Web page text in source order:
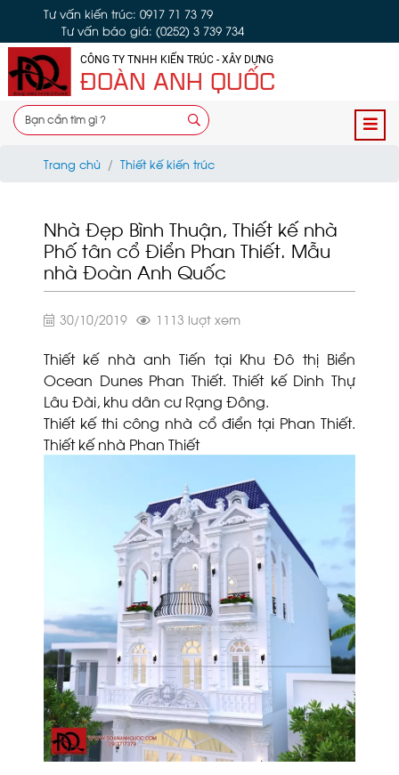
Tư vấn kiến trúc: 0917 71 73 79
Tư vấn báo giá: (0252) 3 739 734
CÔNG TY TNHH KIẾN TRÚC - XÂY DỰNG
ĐOÀN ANH QUỐC
Trang chủ Thiết kế kiến trúc
Nhà Đẹp Bình Thuận, Thiết kế nhà
Phố tân cổ Điển Phan Thiết. Mẫu
nhà Đoàn Anh Quốc
30/10/2019 1113 lượt xem
Thiết kế nhà anh Tiến tại Khu Đô thị Biển
Ocean Dunes Phan Thiết. Thiết kế Dinh Thự
Lâu Đài, khu dân cư Rạng Đông.
Thiết kế thi công nhà cổ điển tại Phan Thiết.
Thiết kế nhà Phan Thiết